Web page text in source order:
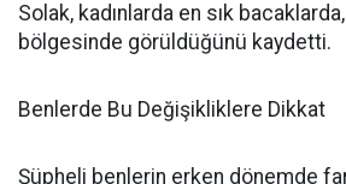
Solak, kadınlarda en sık
bölgesinde görüldüğünü kaydetti.
Benlerde Bu Değişikliklere Dikkat
Şüpheli benlerin erken dönemde